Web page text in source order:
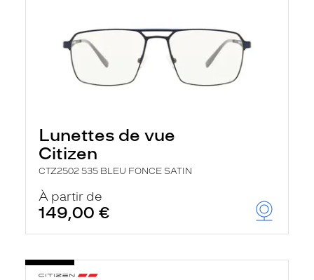
Lunettes de vue
Citizen
CTZ2502 535 BLEU FONCE SATIN
À partir de
149,00 €